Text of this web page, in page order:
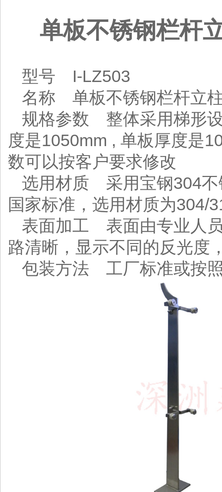
单板不锈钢栏杆
型号 I-LZ503
名称 单板不锈钢栏杆立
规格参数 整体采用梯形
度是1050mm , 单板厚度是
数可以按客户要求修改
选用材质 采用宝钢304不
国家标准，选用材质为304/
表面加工 表面由专业人
路清晰，显示不同的反光度
包装方法 工厂标准或按